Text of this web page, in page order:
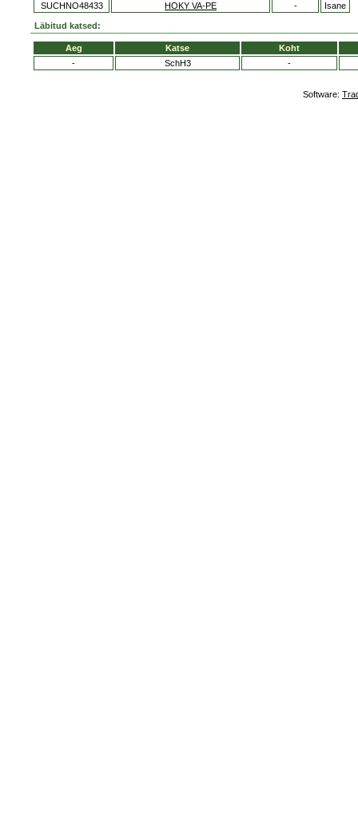
SUCHNO48433
HOKY VA-PE - Isane
Läbitud katsed:
Aeg Katse
Koht
-
SchH3 -
Software: